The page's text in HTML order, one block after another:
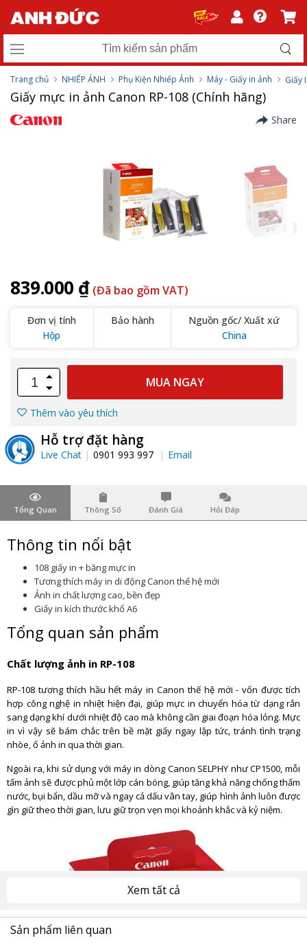
Trang chủ NHIẾP ẢNH Phụ Kiện Nhiếp Ảnh Máy - Giấy in ảnh Giấy
Giấy mực in ảnh Canon RP-108 (Chính hãng)
Share
839.000 ₫ (Đã bao gồm VAT)
Đơn vị tính
Hộp
Bảo hành
Nguồn gốc/ Xuất xứ
China
MUA NGAY
Thêm vào yêu thích
Hỗ trợ đặt hàng
Live Chat 0901 993 997 Email
Tổng Quan Thông Số Đánh Giá Hỏi Đáp
Thông tin nổi bật
108 giấy in + băng mực in
Tương thích máy in di động Canon thế hệ mới
Ảnh in chất lượng cao, bền đẹp
Giấy in kích thước khổ A6
Tổng quan sản phẩm
Chất lượng ảnh in RP-108
RP-108 tương thích hầu hết máy in Canon thế hệ mới - vốn được tích
hợp công nghệ in nhiệt hiện đại, giúp mực in chuyển hóa từ dạng rắn
sang dạng khí dưới nhiệt độ cao mà không cần giai đoạn hóa lỏng. Mực
in vì vậy sẽ bám chắc trên bề mặt giấy ngay lập tức, tránh tình trạng
nhòe, ố ảnh in qua thời gian.
Ngoài ra, khi sử dụng với máy in dòng Canon SELPHY như CP1500, mỗi
tấm ảnh sẽ được phủ một lớp cán bóng, giúp tăng khả năng chống thấm
nước, bụi bẩn, dầu mỡ và ngay cả dấu vân tay, giúp hình ảnh luôn được
gìn giữ theo thời gian, lưu giữ trọn vẹn mọi khoảnh khắc và kỷ niệm.
Xem tất cả
Sản phẩm liên quan